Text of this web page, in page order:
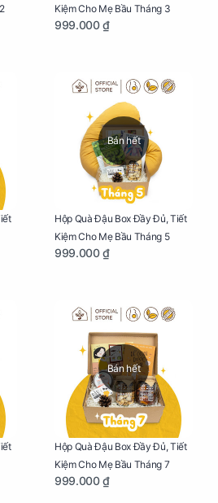
Kiệm Cho Mẹ Bầu Tháng 3
999.000 ₫
Bán hết
Hộp Quà Đậu Box Đầy Đủ, Tiết
Kiệm Cho Mẹ Bầu Tháng 5
999.000 ₫
Bán hết
Hộp Quà Đậu Box Đầy Đủ, Tiết
Kiệm Cho Mẹ Bầu Tháng 7
999.000 ₫